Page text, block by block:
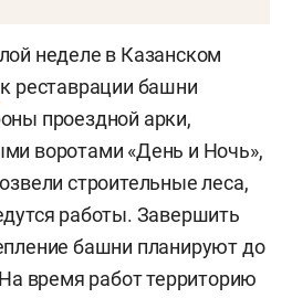
неделе в Казанском
к реставрации башни
проездной арки,
воротами «День и Ночь»,
строительные леса,
работы. Завершить
башни планируют до
время работ территорию